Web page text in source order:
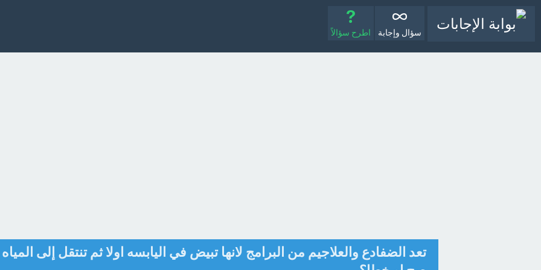
سؤال وإجابة اطرح سؤالاً
تعد الضفادع والعلاجيم من البرامج لانها تبيض في اليابسه اولا ثم تنتقل إلى المياه